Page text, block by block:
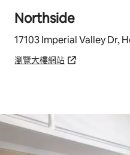
Northside
17103 Imperial Valley Dr,
瀏覽大樓網站